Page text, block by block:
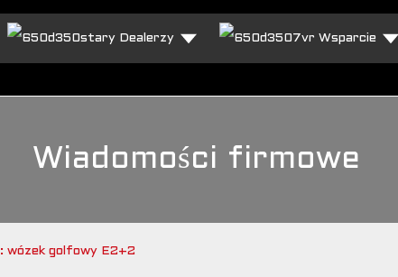
Dealerzy Wsparcie
Wiadomości firmowe
wózek golfowy E2+2